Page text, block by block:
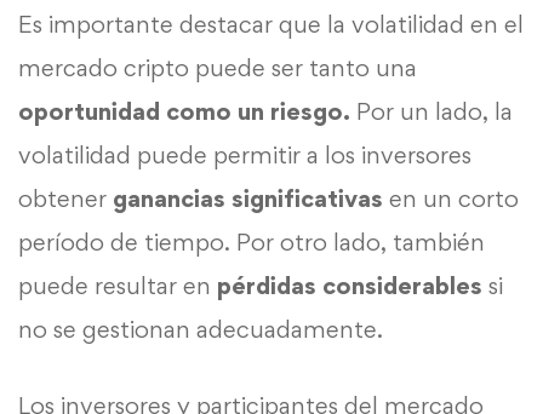
Es importante destacar que la volatilidad en el
mercado cripto puede ser tanto una
oportunidad como un riesgo. Por un lado, la
volatilidad puede permitir a los inversores
obtener ganancias significativas en un corto
período de tiempo. Por otro lado, también
puede resultar en pérdidas considerables si
no se gestionan adecuadamente.
Los inversores y participantes del mercado